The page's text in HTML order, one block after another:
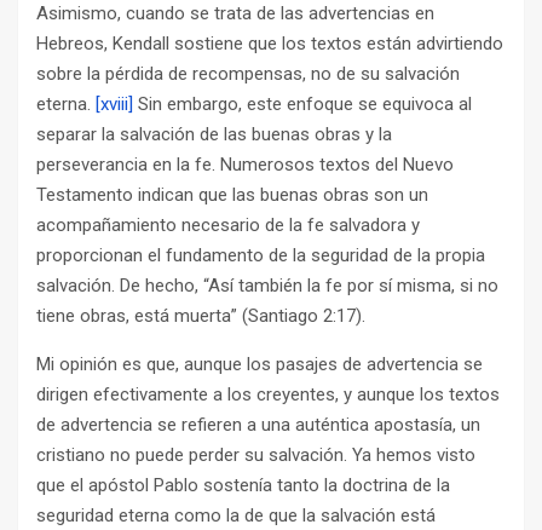
Asimismo, cuando se trata de las advertencias en
Hebreos, Kendall sostiene que los textos están advirtiendo
sobre la pérdida de recompensas, no de su salvación
eterna. [xviii] Sin embargo, este enfoque se equivoca al
separar la salvación de las buenas obras y la
perseverancia en la fe. Numerosos textos del Nuevo
Testamento indican que las buenas obras son un
acompañamiento necesario de la fe salvadora y
proporcionan el fundamento de la seguridad de la propia
salvación. De hecho, “Así también la fe por sí misma, si no
tiene obras, está muerta” (Santiago 2:17).
Mi opinión es que, aunque los pasajes de advertencia se
dirigen efectivamente a los creyentes, y aunque los textos
de advertencia se refieren a una auténtica apostasía, un
cristiano no puede perder su salvación. Ya hemos visto
que el apóstol Pablo sostenía tanto la doctrina de la
seguridad eterna como la de que la salvación está